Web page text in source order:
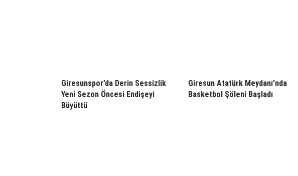
Giresunspor’da Derin Sessizlik
Yeni Sezon Öncesi Endişeyi
Büyüttü
Giresun Atatürk Meydanı’nda
Basketbol Şöleni Başladı